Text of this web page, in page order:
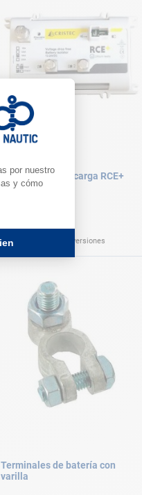
Repartidores de carga RCE+
Cristec
118,00 €
Disponible en varias versiones
Terminales de batería con
varilla